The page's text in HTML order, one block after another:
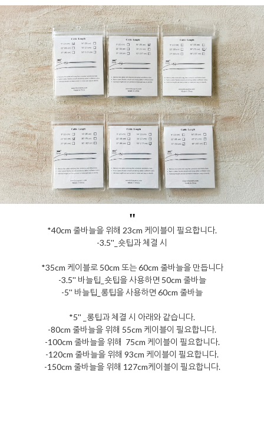
"
*40cm 줄바늘을 위해 23cm 케이블이 필요합니다.
-3.5''_숏팁과 체결 시
*35cm 케이블로 50cm 또는 60cm 줄바늘을 만듭니다
-3.5'' 바늘팁_숏팁을 사용하면 50cm 줄바늘
-5'' 바늘팁_롱팁을 사용하면 60cm 줄바늘
*5'' _롱팁과 체결 시 아래와 같습니다.
-80cm 줄바늘을 위해 55cm 케이블이 필요합니다.
-100cm 줄바늘을 위해 75cm 케이블이 필요합니다.
-120cm 줄바늘을 위해 93cm 케이블이 필요합니다.
-150cm 줄바늘을 위해 127cm케이블이 필요합니다.